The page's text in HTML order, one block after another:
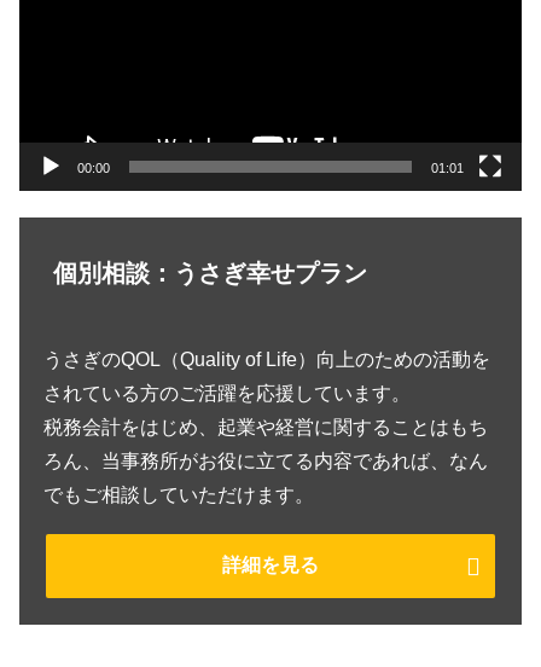
00:00 01:01
個別相談：うさぎ幸せプラン
うさぎのQOL（Quality of Life）向上のための活動を
されている方のご活躍を応援しています。
税務会計をはじめ、起業や経営に関することはもち
ろん、当事務所がお役に立てる内容であれば、なん
でもご相談していただけます。
詳細を見る